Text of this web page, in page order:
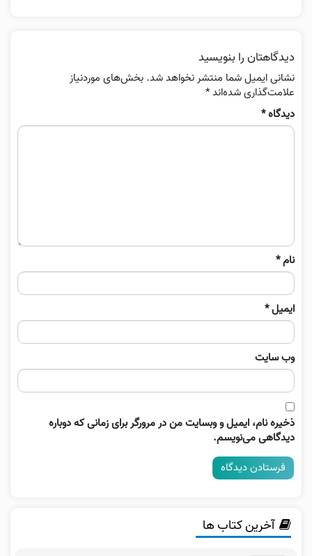
دیدگاهتان را بنویسید
نشانی ایمیل شما منتشر نخواهد شد. بخش‌های موردنیاز
علامت‌گذاری شده‌اند*
دیدگاه*
نام*
ایمیل*
وب‌ سایت
ذخیره نام، ایمیل و وبسایت من در مرورگر برای زمانی که دوباره
دیدگاهی می‌نویسم.
آخرین کتاب ها